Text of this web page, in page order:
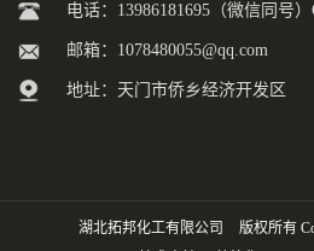
电话：13986181695（微信同号）
邮箱： 1078480055@qq.com
地址：天门市侨乡经济开发区
湖北拓邦化工有限公司 版权所有